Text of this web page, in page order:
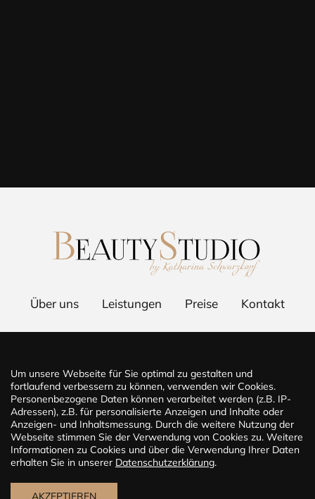
Über uns Leistungen Preise Kontakt
Beauty Studio by Katharina Schwarzkopf © 2022 - 2026
Datenschutz
Impressum
Design und Erstellung der Website
Informationen über die Website
Um unsere Webseite für Sie optimal zu gestalten und
fortlaufend verbessern zu können, verwenden wir Cookies.
Personenbezogene Daten können verarbeitet werden (z.B. IP-
Adressen), z.B. für personalisierte Anzeigen und Inhalte oder
Anzeigen- und Inhaltsmessung. Durch die weitere Nutzung der
Webseite stimmen Sie der Verwendung von Cookies zu. Weitere
Informationen zu Cookies und über die Verwendung Ihrer Daten
erhalten Sie in unserer Datenschutzerklärung.
AKZEPTIEREN